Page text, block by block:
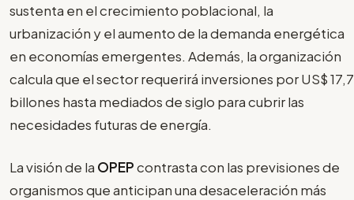
sustenta en el crecimiento poblacional, la
urbanización y el aumento de la demanda energética
en economías emergentes. Además, la organización
calcula que el sector requerirá inversiones por US$ 17,7
billones hasta mediados de siglo para cubrir las
necesidades futuras de energía.
La visión de la OPEPcontrasta con las previsiones de
organismos que anticipan una desaceleración más